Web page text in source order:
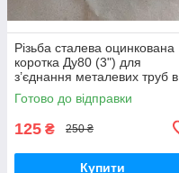
Різьба сталева оцинкована
коротка Ду80 (3") для
з’єднання металевих труб в
системах водопроводу,
газопроводу, опалення
Готово до відправки
125 ₴ 250 ₴
Купити